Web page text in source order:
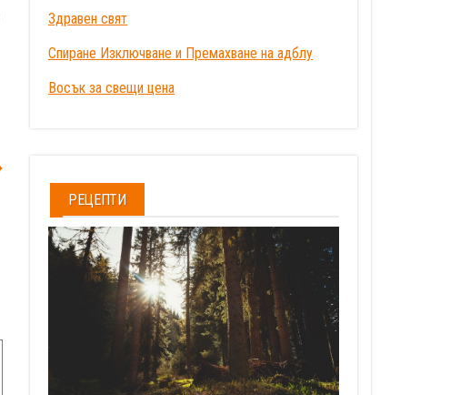
Здравен свят
Спиране Изключване и Премахване на адблу
Восък за свещи цена
РЕЦЕПТИ